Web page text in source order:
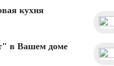
кухня
в Вашем доме